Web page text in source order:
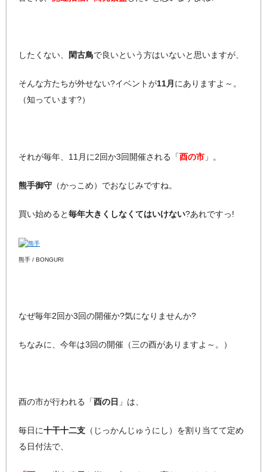
したくない、 閑古鳥で良いという方はいないと思いますが、
そんな方たちが外せない?イベントが11月 にありますよ～。
（知っています?）
それが毎年、11月に2回か3回開催される「酉の市 」。
熊手御守 （かっこめ）でおなじみですね。
買い始めると毎年大きくしなくてはいけない?あれですっ!
熊手 / BONGURI
なぜ毎年2回か3回の開催か?気になりませんか?
ちなみに、今年は3回の開催（三の酉がありますよ～。）
酉の市が行われる「酉の日 」は、
毎日に十干十二支 （じっかんじゅうにし）を割り当てて定め
る日付法で、